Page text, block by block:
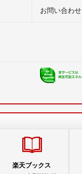
お問い合わせ
楽天ブックス